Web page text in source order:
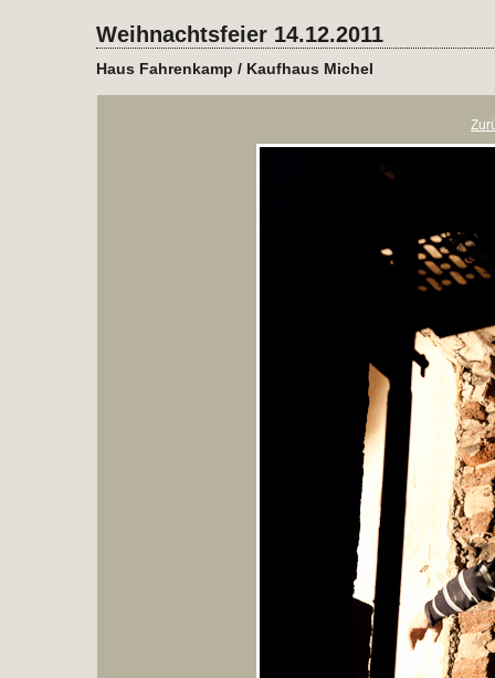
Weihnachtsfeier 14.12.2011
Haus Fahrenkamp / Kaufhaus Michel